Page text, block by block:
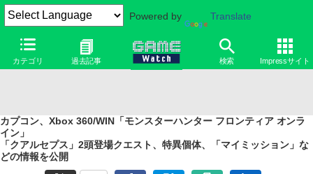
Powered by Translate
カテゴリ 過去記事 検索 Impressサイト
カプコン、Xbox 360/WIN「モンスターハンター フロンティア オンラ
イン」
「クアルセプス」2頭登場クエスト、特異個体、「マイミッション」な
どの情報を公開